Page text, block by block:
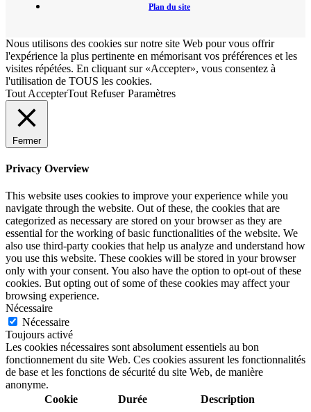
Plan du site
Nous utilisons des cookies sur notre site Web pour vous offrir
l'expérience la plus pertinente en mémorisant vos préférences et les
visites répétées. En cliquant sur «Accepter», vous consentez à
l'utilisation de TOUS les cookies.
Tout AccepterTout Refuser Paramètres
Fermer
Privacy Overview
This website uses cookies to improve your experience while you
navigate through the website. Out of these, the cookies that are
categorized as necessary are stored on your browser as they are
essential for the working of basic functionalities of the website. We
also use third-party cookies that help us analyze and understand how
you use this website. These cookies will be stored in your browser
only with your consent. You also have the option to opt-out of these
cookies. But opting out of some of these cookies may affect your
browsing experience.
Nécessaire
Nécessaire
Toujours activé
Les cookies nécessaires sont absolument essentiels au bon
fonctionnement du site Web. Ces cookies assurent les fonctionnalités
de base et les fonctions de sécurité du site Web, de manière
anonyme.
Cookie
Durée Description